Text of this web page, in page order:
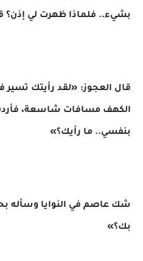
بشيء.. فلماذا ظهرت لي إذن؟
قال العجوز: «لقد رأيتك
الكهف مسافات شاسعة،
بنفسي.. ما رأيك؟»
شك عاصم في النوايا وسأله
بك؟»